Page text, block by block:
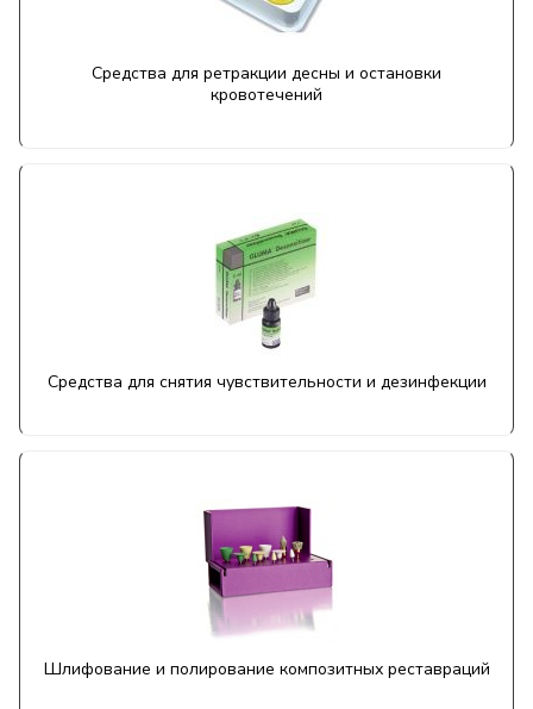
Средства для ретракции десны и остановки
кровотечений
Средства для снятия чувствительности и дезинфекции
Шлифование и полирование композитных реставраций